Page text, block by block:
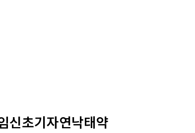
신초기자연낙­태약